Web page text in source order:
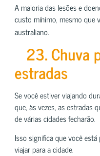
A maioria das lesões e
custo mínimo, mesmo que
australiano.
23. Chuva
estradas
Se você estiver viajando
que, às vezes, as estradas
de várias cidades fecharão.
Isso significa que você
viajar para a cidade.